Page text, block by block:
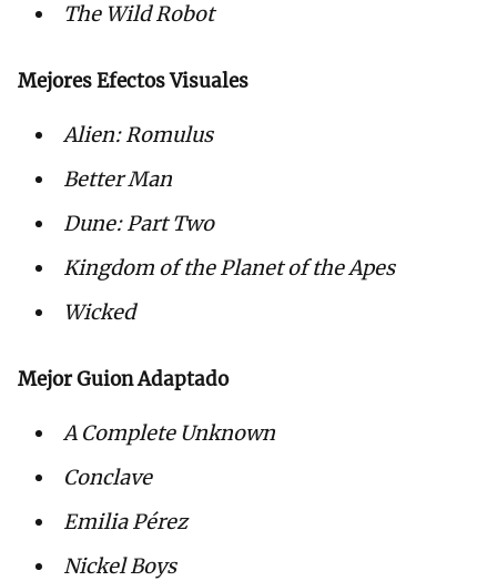
The Wild Robot
Mejores Efectos Visuales
Alien: Romulus
Better Man
Dune: Part Two
Kingdom of the Planet of the Apes
Wicked
Mejor Guion Adaptado
A Complete Unknown
Conclave
Emilia Pérez
Nickel Boys